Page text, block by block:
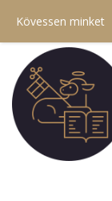
tartalomra
Kövessen minket